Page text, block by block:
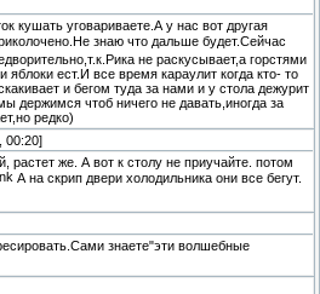
кушать уговариваете.А у нас вот другая
знаю что дальше будет.Сейчас
не раскусывает,а горстями
яблоки ест.И все время караулит когда кто- то
и бегом туда за нами и у стола дежурит
держимся чтоб ничего не давать,иногда за
редко)
00:20]
растет же. А вот к столу не приучайте. потом
А на скрип двери холодильника они все бегут.
знаете"эти волшебные